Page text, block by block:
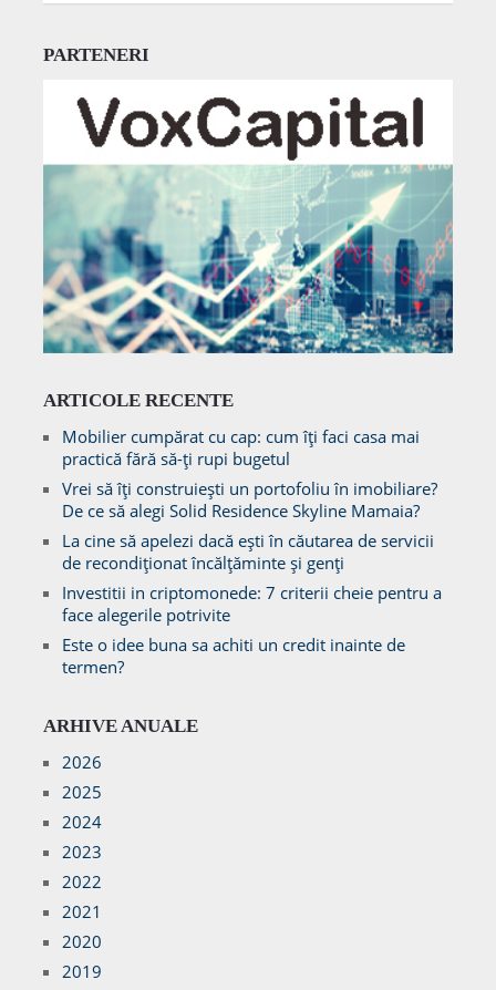
PARTENERI
ARTICOLE RECENTE
Mobilier cumpărat cu cap: cum îți faci casa mai
practică fără să-ți rupi bugetul
Vrei să îți construiești un portofoliu în imobiliare?
De ce să alegi Solid Residence Skyline Mamaia?
La cine să apelezi dacă ești în căutarea de servicii
de recondiționat încălțăminte și genți
Investitii in criptomonede: 7 criterii cheie pentru a
face alegerile potrivite
Este o idee buna sa achiti un credit inainte de
termen?
ARHIVE ANUALE
2026
2025
2024
2023
2022
2021
2020
2019